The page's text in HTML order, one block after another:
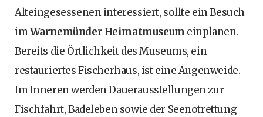
Alteingesessenen interessiert, sollte ein Besuch
imWarnemünder Heimatmuseum einplanen.
Bereits die Örtlichkeit des Museums, ein
restauriertes Fischerhaus, ist eine Augenweide.
Im Inneren werden Dauerausstellungen zur
Fischfahrt, Badeleben sowie der Seenotrettung